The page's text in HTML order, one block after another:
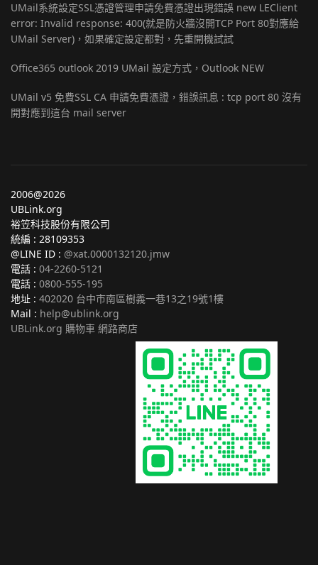
UMail系統設定SSL憑證管理申請免費憑證出現錯誤 new LEClient
error: Invalid response: 400(就是防火牆沒開TCP Port 80對應給
UMail Server)，如果確定設定都對，先重開機試試
Office365 outlook 2019 UMail 設定方式，Outlook NEW
UMail v5 免費SSL CA 申請免費憑證，錯誤訊息 : tcp port 80 沒有
開對應到這台 mail server
2006@2026
UBLink.org
裕笠科技股份有限公司
統編 : 28109353
@LINE ID : @xat.0000132120.jmw
電話 : 04-2260-5121
電話 : 0800-555-195
地址 : 402020 台中市南區樹義一巷13之19號1樓
Mail : help@ublink.org
UBLink.org 購物車 網路商店